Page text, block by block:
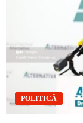
POLITICĂ